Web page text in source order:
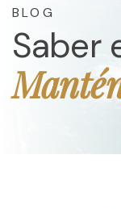
Saber
BLOG